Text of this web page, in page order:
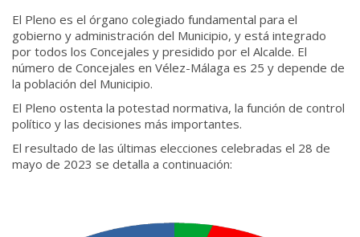
El Pleno es el órgano colegiado fundamental para el
gobierno y administración del Municipio, y está integrado
por todos los Concejales y presidido por el Alcalde. El
número de Concejales en Vélez-Málaga es 25 y depende de
la población del Municipio.
El Pleno ostenta la potestad normativa, la función de control
político y las decisiones más importantes.
El resultado de las últimas elecciones celebradas el 28 de
mayo de 2023 se detalla a continuación: